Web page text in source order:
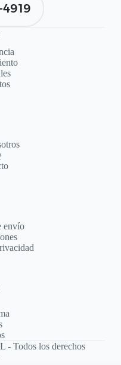
envío
- Todos los derechos